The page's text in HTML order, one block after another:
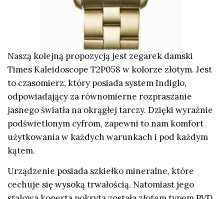
Naszą kolejną propozycją jest zegarek damski
Times Kaleidoscope T2P058 w kolorze złotym. Jest
to czasomierz, który posiada system Indiglo,
odpowiadający za równomierne rozpraszanie
jasnego światła na okrągłej tarczy. Dzięki wyraźnie
podświetlonym cyfrom, zapewni to nam komfort
użytkowania w każdych warunkach i pod każdym
kątem.
Urządzenie posiada szkiełko mineralne, które
cechuje się wysoką trwałością. Natomiast jego